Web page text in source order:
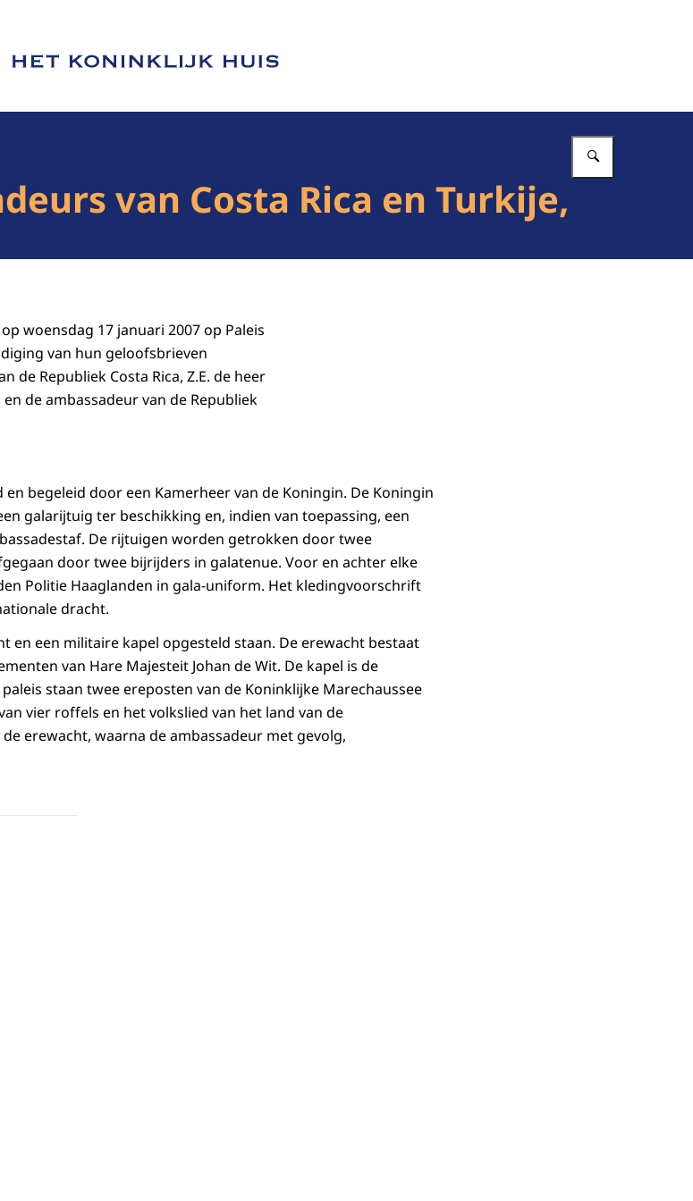
van Het Koninklijk Huis
van Costa Rica en Turkije,
woensdag 17 januari 2007 op Paleis
van hun geloofsbrieven
de Republiek Costa Rica, Z.E. de heer
de ambassadeur van de Republiek
begeleid door een Kamerheer van de Koningin. De Koningin
galarijtuig ter beschikking en, indien van toepassing, een
De rijtuigen worden getrokken door twee
door twee bijrijders in galatenue. Voor en achter elke
Politie Haaglanden in gala-uniform. Het kledingvoorschrift
dracht.
en een militaire kapel opgesteld staan. De erewacht bestaat
van Hare Majesteit Johan de Wit. De kapel is de
staan twee ereposten van de Koninklijke Marechaussee
vier roffels en het volkslied van het land van de
erewacht, waarna de ambassadeur met gevolg,